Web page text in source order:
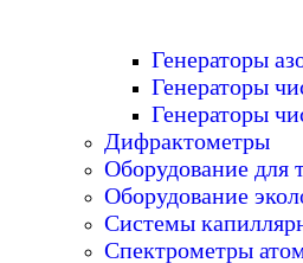
Генераторы
Генераторы
Генераторы
Дифрактометры
Оборудование для
Оборудование
Системы
Спектрометры